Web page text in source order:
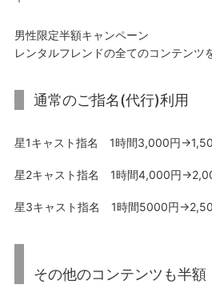
男性限定半額キャンペーン
レンタルフレンドの全てのコンテンツ
通常のご指名(代行)利用
星1キャスト指名 1時間3,000円
星2キャスト指名 1時間4,000円
星3キャスト指名 1時間5000円
その他のコンテンツも半額